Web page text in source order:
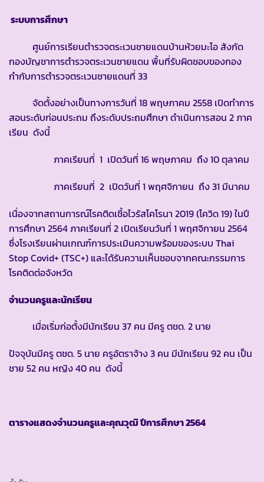
ระบบการศึกษา
ศูนย์การเรียนตำรวจตระเวนชายแดนบ้านห้วยมะโอ สังกัด
กองบัญชาการตำรวจตระเวนชายแดน พื้นที่รับผิดชอบของกอง
กำกับการตำรวจตระเวนชายแดนที่ 33
จัดตั้งอย่างเป็นทางการวันที่ 18 พฤษภาคม 2558 เปิดทำการ
สอนระดับก่อนประถม ถึงระดับประถมศึกษา ดำเนินการสอน 2 ภาค
เรียน ดังนี้
ภาคเรียนที่ 1 เปิดวันที่ 16 พฤษภาคม ถึง 10 ตุลาคม
ภาคเรียนที่ 2 เปิดวันที่ 1 พฤศจิกายน ถึง 31 มีนาคม
เนื่องจากสถานการณ์โรคติดเชื้อไวรัสโคโรนา 2019 (โควิด 19) ในปี
การศึกษา 2564 ภาคเรียนที่ 2 เปิดเรียนวันที่ 1 พฤศจิกายน 2564
ซึ่งโรงเรียนผ่านเกณฑ์การประเมินความพร้อมของระบบ Thai
Stop Covid+ (TSC+) และได้รับความเห็นชอบจากคณะกรรมการ
โรคติดต่อจังหวัด
จำนวนครูและนักเรียน
เมื่อเริ่มก่อตั้งมีนักเรียน 37 คน มีครู ตชด. 2 นาย
ปัจจุบันมีครู ตชด. 5 นาย ครูอัตราจ้าง 3 คน มีนักเรียน 92 คน เป็น
ชาย 52 คน หญิง 40 คน ดังนี้
ตารางแสดงจำนวนครูและคุณวุฒิ ปีการศึกษา2564